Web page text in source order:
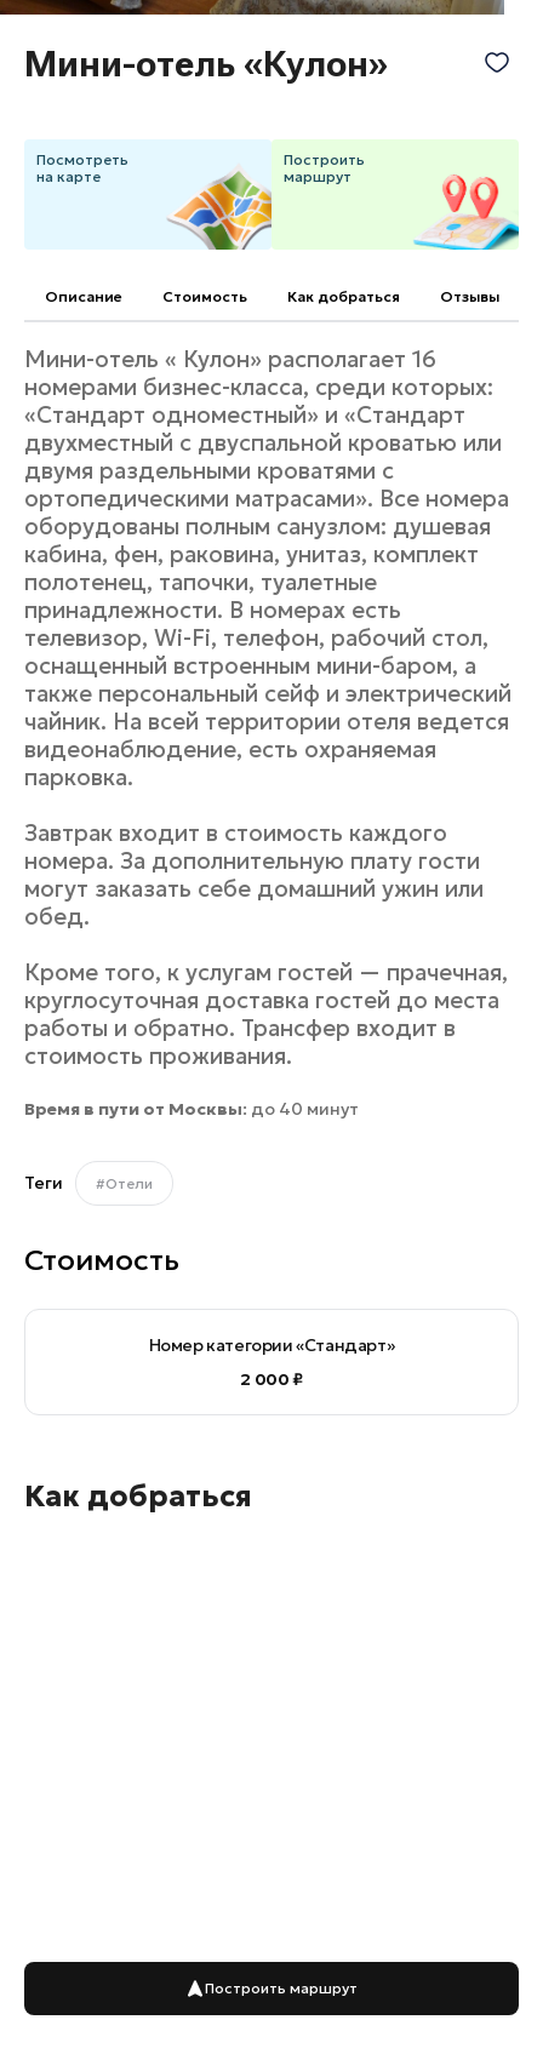
Горнолыжные клубы
Инвестиционный портал
Пикник в Подмосковье
Войти
Инвесторам
Особо охраняемые
природные территории
Мини-отель «Кулон»
Посмотреть
на карте
Построить
маршрут
Описание Cтоимость Как добраться Отзывы
Мини-отель « Кулон» располагает 16
номерами бизнес-класса, среди которых:
«Стандарт одноместный» и «Стандарт
двухместный с двуспальной кроватью или
двумя раздельными кроватями с
ортопедическими матрасами». Все номера
оборудованы полным санузлом: душевая
кабина, фен, раковина, унитаз, комплект
полотенец, тапочки, туалетные
принадлежности. В номерах есть
телевизор, Wi-Fi, телефон, рабочий стол,
оснащенный встроенным мини-баром, а
также персональный сейф и электрический
чайник. На всей территории отеля ведется
видеонаблюдение, есть охраняемая
парковка.
Завтрак входит в стоимость каждого
номера. За дополнительную плату гости
могут заказать себе домашний ужин или
обед.
Кроме того, к услугам гостей — прачечная,
круглосуточная доставка гостей до места
работы и обратно. Трансфер входит в
стоимость проживания.
Время в пути от Москвы: до 40 минут
Теги #Отели
Стоимость
Номер категории «Стандарт»
2 000 ₽
Как добраться
Построить маршрут